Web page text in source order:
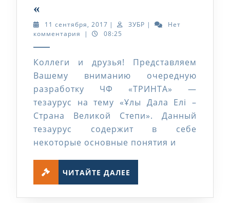
«
понятия
и
в
новом
тезаурусе
«Ұлы
Дала
Елі
–
Страна
11 сентября, 2017 11
сентября,
| ЗУБР ЗУБР
|
Нет
комментария
| 08:25
Коллеги и друзья! Представляем
Вашему вниманию очередную
разработку ЧФ «ТРИНТА» —
тезаурус на тему «Ұлы Дала Елі –
Страна Великой Степи». Данный
тезаурус содержит в себе
некоторые основные понятия и
ЧИТАЙТЕ ДАЛЕЕ